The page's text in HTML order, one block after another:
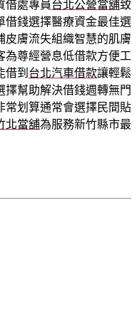
借處專員台北公營當舖致
借錢選擇醫療資金最佳選
皮膚流失組織智慧的肌膚
為尊經營息低借款方便工
借到 台北汽車借款讓輕鬆
擇幫助解決借錢週轉無門
常划算通常會選擇民間貼
北當舖為服務新竹縣市最